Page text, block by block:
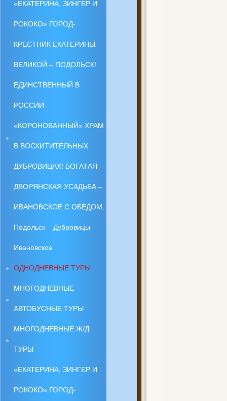
«ЕКАТЕРИНА, ЗИНГЕР И
РОКОКО» ГОРОД-
КРЕСТНИК ЕКАТЕРИНЫ
ВЕЛИКОЙ – ПОДОЛЬСК!
ЕДИНСТВЕННЫЙ В
РОССИИ
«КОРОНОВАННЫЙ» ХРАМ
В ВОСХИТИТЕЛЬНЫХ
ДУБРОВИЦАХ! БОГАТАЯ
ДВОРЯНСКАЯ УСАДЬБА –
ИВАНОВСКОЕ С ОБЕДОМ.
Подольск – Дубровицы –
Ивановское
ОДНОДНЕВНЫЕ ТУРЫ
МНОГОДНЕВНЫЕ
АВТОБУСНЫЕ ТУРЫ
МНОГОДНЕВНЫЕ Ж/Д
ТУРЫ
«ЕКАТЕРИНА, ЗИНГЕР И
РОКОКО» ГОРОД-